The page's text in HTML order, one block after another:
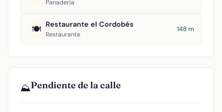
Panadería
🍽️ Restaurante el Cordobés
Restaurante
148 m
⛰️Pendiente de la calle